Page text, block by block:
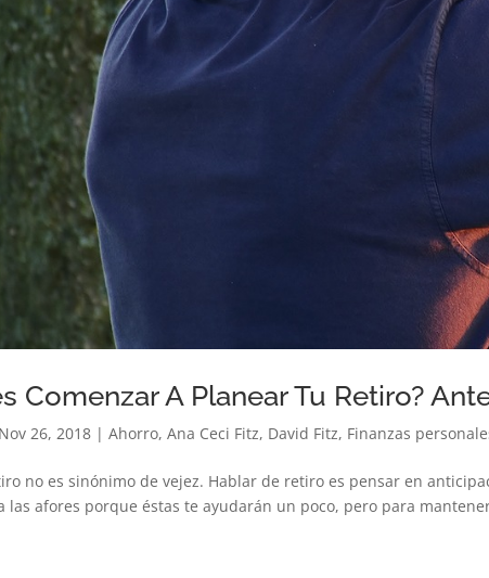
Comenzar A Planear Tu Retiro?
Nov 26, 2018 |Ahorro,Ana Ceci Fitz, David Fitz, Finanzas
no es sinónimo de vejez. Hablar de retiro es pensar en
las afores porque éstas te ayudarán un poco, pero para